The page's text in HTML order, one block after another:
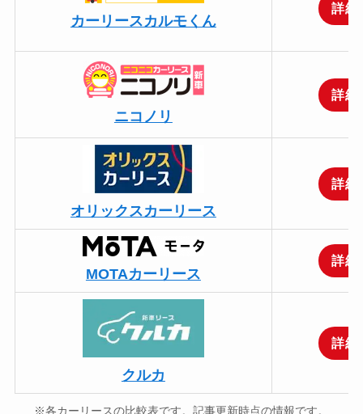
カーリースカルモくん
詳細
ニコノリ
詳細
オリックスカーリース
詳細
MOTAカーリース
詳細
クルカ
詳細
※各カーリースの比較表です。記事更新時点の情報です。